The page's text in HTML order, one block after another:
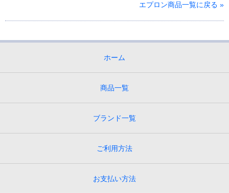
エプロン商品一覧に戻る »
ホーム
商品一覧
ブランド一覧
ご利用方法
お支払い方法